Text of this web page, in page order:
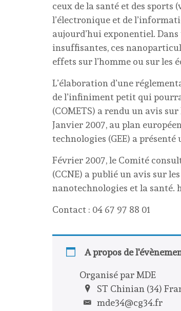
ceux de la santé et des sports
l’électronique et de
aujourd’hui exponentiel.
insuffisantes, ces
effets sur l’homme ou sur les
L’élaboration d’une
de l’infiniment petit qui
(COMETS) a rendu un avis
Janvier 2007, au plan
technologies (GEE) a
Février 2007, le Comité
(CCNE) a publié un avis sur
nanotechnologies et la
Contact : 04 67 97 88 01
A propos de
Organisé par MDE
ST Chinian (34)
mde34@cg34.fr